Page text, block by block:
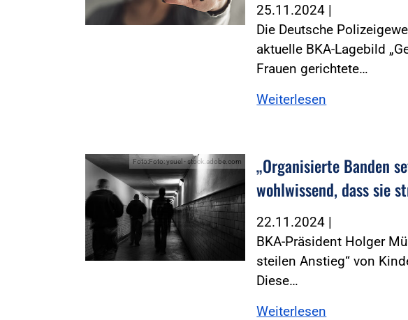
25.11.2024 |
Die Deutsche
aktuelle BKA-Lagebild
Frauen gerichtete…
Weiterlesen
Foto:Foto: ysuel - stock.adobe.com
„Organisierte Banden
wohlwissend, dass sie
22.11.2024 |
BKA-Präsident Holger
steilen Anstieg“ von
Diese…
Weiterlesen